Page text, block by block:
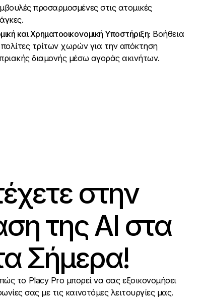
προσαρμοσμένες στις ατομικές
και Χρηματοοικονομική Υποστήριξη: Βοήθεια
τρίτων χωρών για την απόκτηση
διαμονής μέσω αγοράς ακινήτων.
στην
της AI στα
Σήμερα!
το Placy Pro μπορεί να σας εξοικονομήσει
σας με τις καινοτόμες λειτουργίες μας.